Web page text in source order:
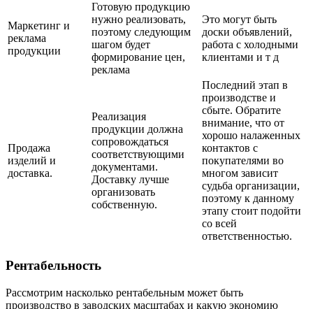
Маркетинг и
реклама
продукции
Готовую продукцию
нужно реализовать,
поэтому следующим
шагом будет
формирование цен,
реклама
Это могут быть
доски объявлений,
работа с холодными
клиентами и т д
Продажа
изделий и
доставка.
Реализация
продукции должна
сопровождаться
соответствующими
документами.
Доставку лучше
организовать
собственную.
Последний этап в
производстве и
сбыте. Обратите
внимание, что от
хорошо налаженных
контактов с
покупателями во
многом зависит
судьба организации,
поэтому к данному
этапу стоит подойти
со всей
ответственностью.
Рентабельность
Рассмотрим насколько рентабельным может быть
производство в заводских масштабах и какую экономию